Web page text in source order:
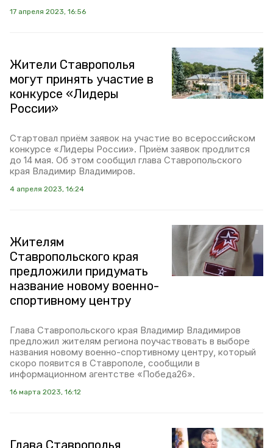
17 апреля 2023, 16:56
Жители Ставрополья
могут принять участие в
конкурсе «Лидеры
России»
Стартовал приём заявок на участие во всероссийском
конкурсе «Лидеры России». Приём заявок продлится
до 14 мая. Об этом сообщил глава Ставропольского
края Владимир Владимиров.
4 апреля 2023, 16:24
Жителям
Ставропольского края
предложили придумать
название новому военно-
спортивному центру
Глава Ставропольского края Владимир Владимиров
предложил жителям региона поучаствовать в выборе
названия новому военно-спортивному центру, который
скоро появится в Ставрополе, сообщили в
информационном агентстве «Победа26».
16 марта 2023, 16:12
Глава Ставрополья